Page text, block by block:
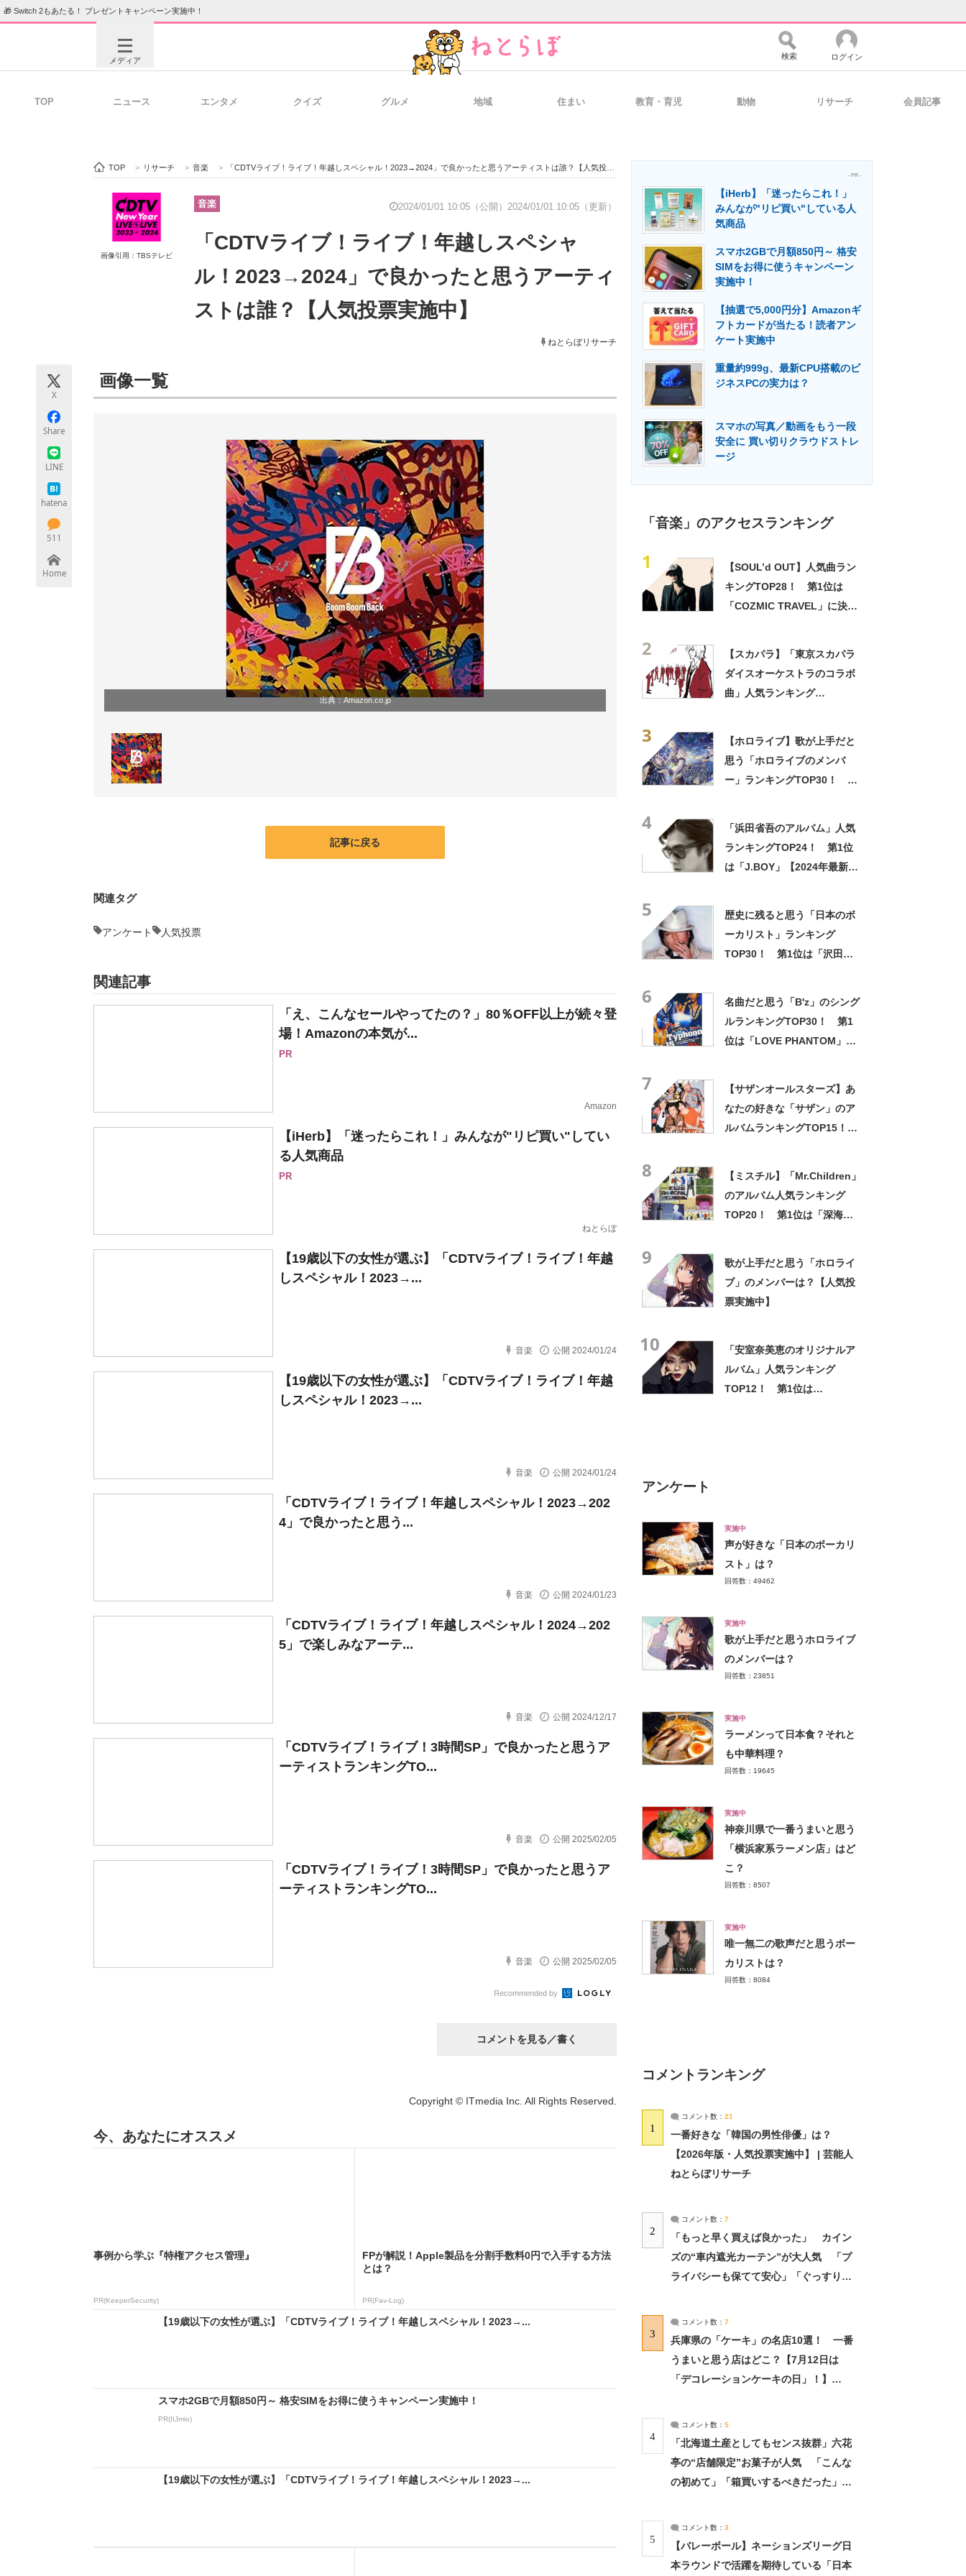
🎁 Switch 2もあたる！ プレゼントキャンペーン実施中！
メディア
ビジネスと働き方のヒント 経営リーダーのコミュニティ マーケ×ITの今がよく分かる
製造業のIT導入・活用を支援
エネルギーの専門メディア 建設×テクノロジーの最前線
ちょっと気になるネットの話題
検索 ログイン
TOP ニュース エンタメ クイズ グルメ 地域 住まい 教育・育児 動物 リサーチ 会員記事
TOP > リサーチ > 音楽 > 「CDTVライブ！ライブ！年越しスペシャル！2023→2024」で良かったと思うアーティストは誰？【人気投票実施中】
画像引用：TBSテレビ
音楽 2024/01/01 10:05（公開） 2024/01/01 10:05（更新）
「CDTVライブ！ライブ！年越しスペシャ
ル！2023→2024」で良かったと思うアーティ
ストは誰？【人気投票実施中】
ねとらぼリサーチ
X
Share
LINE
hatena
511
Home
画像一覧
出典：Amazon.co.jp
記事に戻る
関連タグ
アンケート 人気投票
関連記事
「え、こんなセールやってたの？」80％OFF以上が続々登
場！Amazonの本気が...
PR
Amazon
【iHerb】「迷ったらこれ！」みんなが"リピ買い"してい
る人気商品
PR
ねとらぼ
【19歳以下の女性が選ぶ】「CDTVライブ！ライブ！年越
しスペシャル！2023→...
音楽 公開 2024/01/24
【19歳以下の女性が選ぶ】「CDTVライブ！ライブ！年越
しスペシャル！2023→...
音楽 公開 2024/01/24
「CDTVライブ！ライブ！年越しスペシャル！2023→202
4」で良かったと思う...
音楽 公開 2024/01/23
「CDTVライブ！ライブ！年越しスペシャル！2024→202
5」で楽しみなアーテ...
音楽 公開 2024/12/17
「CDTVライブ！ライブ！3時間SP」で良かったと思うア
ーティストランキングTO...
音楽 公開 2025/02/05
「CDTVライブ！ライブ！3時間SP」で良かったと思うア
ーティストランキングTO...
音楽 公開 2025/02/05
Recommended by
コメントを見る／書く
Copyright © ITmedia Inc. All Rights Reserved.
今、あなたにオススメ
事例から学ぶ『特権アクセス管理』
PR(KeeperSecurity)
FPが解説！Apple製品を分割手数料0円で入手する方法
とは？
PR(Fav-Log)
【19歳以下の女性が選ぶ】「CDTVライブ！ライブ！年越しスペシャル！2023→...
スマホ2GBで月額850円～ 格安SIMをお得に使うキャンペーン実施中！
PR(IIJmio)
【19歳以下の女性が選ぶ】「CDTVライブ！ライブ！年越しスペシャル！2023→...
- PR -
【iHerb】「迷ったらこれ！」
みんなが"リピ買い"している人
気商品
スマホ2GBで月額850円～ 格安
SIMをお得に使うキャンペーン
実施中！
【抽選で5,000円分】Amazonギ
フトカードが当たる！読者アン
ケート実施中
重量約999g、最新CPU搭載のビ
ジネスPCの実力は？
スマホの写真／動画をもう一段
安全に 買い切りクラウドストレ
ージ
「音楽」のアクセスランキング
1
【SOUL’d OUT】人気曲ラン
キングTOP28！ 第1位は
「COZMIC TRAVEL」に決
2
【スカパラ】「東京スカパラ
ダイスオーケストラのコラボ
曲」人気ランキング
3
【ホロライブ】歌が上手だと
思う「ホロライブのメンバ
ー」ランキングTOP30！ 第
4
「浜田省吾のアルバム」人気
ランキングTOP24！ 第1位
は「J.BOY」【2024年最新投
5
歴史に残ると思う「日本のボ
ーカリスト」ランキング
TOP30！ 第1位は「沢田研
6
名曲だと思う「B'z」のシング
ルランキングTOP30！ 第1
位は「LOVE PHANTOM」
7
【サザンオールスターズ】あ
なたの好きな「サザン」のア
ルバムランキングTOP15！
8
【ミスチル】「Mr.Children」
のアルバム人気ランキング
TOP20！ 第1位は「深海」
9
歌が上手だと思う「ホロライ
ブ」のメンバーは？【人気投
票実施中】
10
「安室奈美恵のオリジナルア
ルバム」人気ランキング
TOP12！ 第1位は
アンケート
実施中
声が好きな「日本のボーカリ
スト」は？
回答数：49462
実施中
歌が上手だと思うホロライブ
のメンバーは？
回答数：23851
実施中
ラーメンって日本食？それと
も中華料理？
回答数：19645
実施中
神奈川県で一番うまいと思う
「横浜家系ラーメン店」はど
こ？
回答数：8507
実施中
唯一無二の歌声だと思うボー
カリストは？
回答数：8084
コメントランキング
1
コメント数： 21
一番好きな「韓国の男性俳優」は？
【2026年版・人気投票実施中】 | 芸能人
ねとらぼリサーチ
2
コメント数： 7
「もっと早く買えば良かった」 カイン
ズの“車内遮光カーテン”が大人気 「プ
ライバシーも保てて安心」「ぐっすり眠
3
コメント数： 7
兵庫県の「ケーキ」の名店10選！ 一番
うまいと思う店はどこ？【7月12日は
「デコレーションケーキの日」！】
4
コメント数： 5
「北海道土産としてもセンス抜群」六花
亭の“店舗限定”お菓子が人気 「こんな
の初めて」「箱買いするべきだった」
5
コメント数： 3
【バレーボール】ネーションズリーグ日
本ラウンドで活躍を期待している「日本